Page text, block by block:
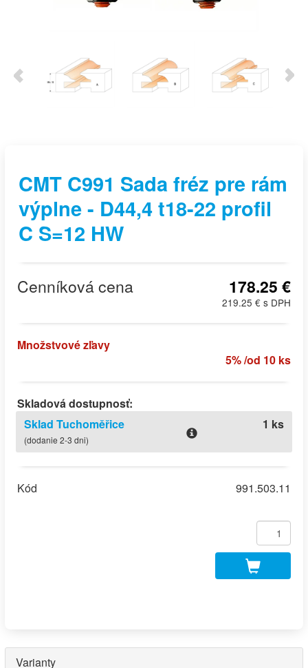
CMT C991 Sada fréz pre rám
výplne - D44,4 t18-22 profil
C S=12 HW
Cenníková cena 178.25 €
219.25 € s DPH
Množstvové zľavy
5% /od 10 ks
Skladová dostupnosť:
Sklad Tuchoměřice
(dodanie 2-3 dni)
1 ks
Kód 991.503.11
Varianty